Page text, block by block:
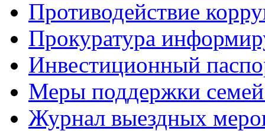
Противодействие
Прокуратура
Инвестиционный
Меры поддержки
Журнал выездных